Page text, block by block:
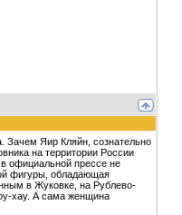
Зачем Яир Кляйн, сознательно
на территории России
официальной прессе не
фигуры, обладающая
в Жуковке, на Рублево-
хау. А сама женщина